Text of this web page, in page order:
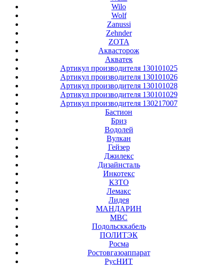
Wilo
Wolf
Zanussi
Zehnder
ZOTA
Аквасторож
Акватек
Артикул производителя 130101025
Артикул производителя 130101026
Артикул производителя 130101028
Артикул производителя 130101029
Артикул производителя 130217007
Бастион
Бриз
Водолей
Вулкан
Гейзер
Джилекс
Дизайнсталь
Инкотекс
КЗТО
Лемакс
Лидея
МАНДАРИН
МВС
Подольсккабель
ПОЛИТЭК
Росма
Ростовгазоаппарат
РусНИТ